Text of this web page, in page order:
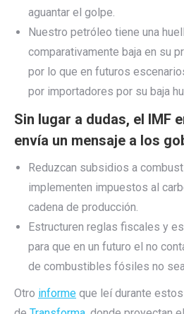
aguantar el golpe.
Nuestro petróleo tiene una
comparativamente baja en su
por lo que en futuros
por importadores por su baja
Sin lugar a dudas, el IMF
envía un mensaje a los
Reduzcan subsidios a
implementen impuestos al
cadena de producción.
Estructuren reglas fiscales y
para que en un futuro el no
de combustibles fósiles no
Otro informe que leí durante